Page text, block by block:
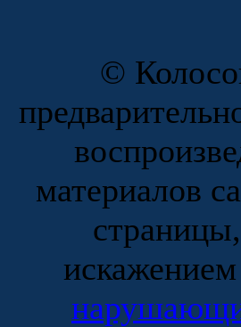
©
материалов
искажением